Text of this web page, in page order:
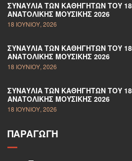
ΣΥΝΑΥΛΊΑ ΤΩΝ ΚΑΘΗΓΗΤΏΝ ΤΟΥ
ΑΝΑΤΟΛΙΚΉΣ ΜΟΥΣΙΚΉΣ 2026
18 ΙΟΥΝΊΟΥ, 2026
ΣΥΝΑΥΛΊΑ ΤΩΝ ΚΑΘΗΓΗΤΏΝ ΤΟΥ
ΑΝΑΤΟΛΙΚΉΣ ΜΟΥΣΙΚΉΣ 2026
18 ΙΟΥΝΊΟΥ, 2026
ΣΥΝΑΥΛΊΑ ΤΩΝ ΚΑΘΗΓΗΤΏΝ ΤΟΥ
ΑΝΑΤΟΛΙΚΉΣ ΜΟΥΣΙΚΉΣ 2026
18 ΙΟΥΝΊΟΥ, 2026
ΠΑΡΑΓΩΓΉ